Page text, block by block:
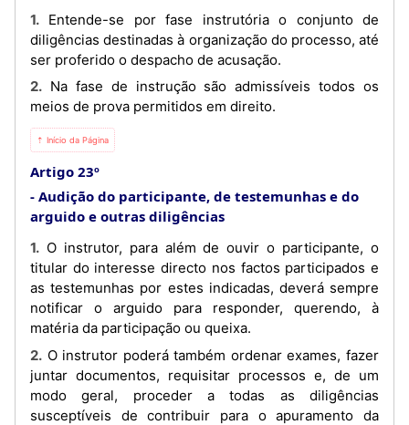
1. Entende-se por fase instrutória o conjunto de
diligências destinadas à organização do processo, até
ser proferido o despacho de acusação.
2. Na fase de instrução são admissíveis todos os
meios de prova permitidos em direito.
⇡ Início da Página
Artigo 23º
Audição do participante, de testemunhas e do
arguido e outras diligências
1. O instrutor, para além de ouvir o participante, o
titular do interesse directo nos factos participados e
as testemunhas por estes indicadas, deverá sempre
notificar o arguido para responder, querendo, à
matéria da participação ou queixa.
2. O instrutor poderá também ordenar exames, fazer
juntar documentos, requisitar processos e, de um
modo geral, proceder a todas as diligências
susceptíveis de contribuir para o apuramento da